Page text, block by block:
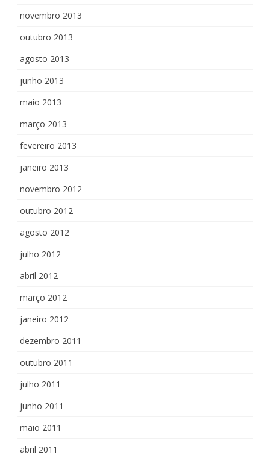
novembro 2013
outubro 2013
agosto 2013
junho 2013
maio 2013
março 2013
fevereiro 2013
janeiro 2013
novembro 2012
outubro 2012
agosto 2012
julho 2012
abril 2012
março 2012
janeiro 2012
dezembro 2011
outubro 2011
julho 2011
junho 2011
maio 2011
abril 2011